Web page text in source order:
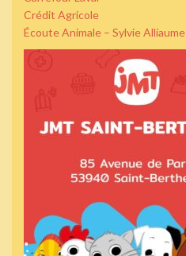
Crédit Agricole
Écoute Animale – Sylvie Alliaume